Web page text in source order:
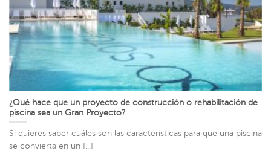
¿Qué hace que un proyecto de construcción o rehabilitación de
piscina sea un Gran Proyecto?
Si quieres saber cuáles son las características para que una piscina
se convierta en un [...]